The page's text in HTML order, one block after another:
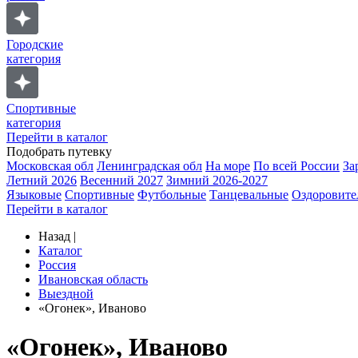
Городские
категория
Спортивные
категория
Перейти в каталог
Подобрать путевку
Московская обл Ленинградская обл На море По всей России
Летний 2026 Весенний 2027 Зимний 2026-2027
Языковые Спортивные Футбольные Танцевальные
Перейти в каталог
Назад |
Каталог
Россия
Ивановская область
Выездной
«Огонек», Иваново
«Огонек», Иваново